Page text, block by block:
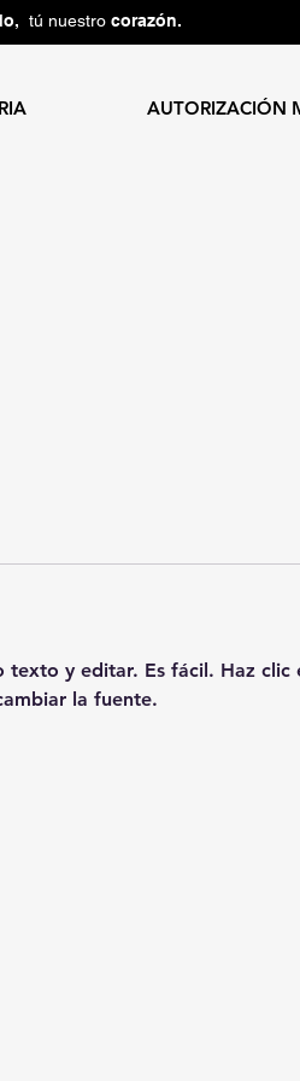
tú nuestro corazón.
AUTORIZACIÓN
y editar. Es fácil. Haz clic
la fuente.